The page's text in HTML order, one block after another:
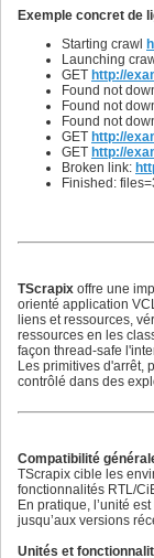
833
834
835
836
837
838
839
840
841
842
843
844
848
851
852
853
854
855
856
857
859
862
863
864
865
866
868
Exemple concret de
Starting crawl
Launching
GET http://
Found not
Found not
Found not
GET http://
GET http://
Broken link:
Finished:
TScrapix offre une
orienté application
liens et ressources,
ressources en les
façon thread-safe
Les primitives d'arrêt,
contrôlé dans des
Compatibilité
TScrapix cible les
fonctionnalités RTL/
En pratique, l’unité
jusqu’aux versions
Unités et